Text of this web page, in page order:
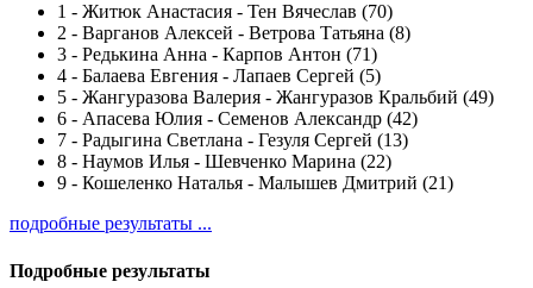
1 - Житюк Анастасия - Тен Вячеслав (70)
2 - Варганов Алексей - Ветрова Татьяна (8)
3 - Редькина Анна - Карпов Антон (71)
4 - Балаева Евгения - Лапаев Сергей (5)
5 - Жангуразова Валерия - Жангуразов Кральбий (49)
6 - Апасева Юлия - Семенов Александр (42)
7 - Радыгина Светлана - Гезуля Сергей (13)
8 - Наумов Илья - Шевченко Марина (22)
9 - Кошеленко Наталья - Малышев Дмитрий (21)
подробные результаты ...
Подробные результаты